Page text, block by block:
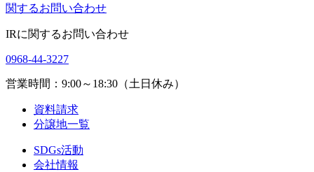
関するお問い合わせ
IRに関するお問い合わせ
0968-44-3227
営業時間：9:00～18:30（土日休み）
資料請求
分譲地一覧
SDGs活動
会社情報